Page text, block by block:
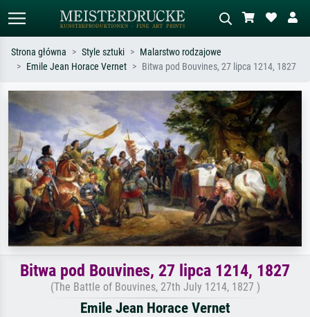
Szukaj wg artysty, tytułu lub stylu – np.
Monet, Gwiaździsta noc,
impresjonizm, fala Hokusaia, akt.
Opisz scenę – np. zielona łąka,
abstrakcja z czerwienią, ciemny olej,
stojący akt obok drzewa.
Strona główna Style sztuki
Malarstwo rodzajowe
Emile Jean Horace Vernet
Bitwa pod Bouvines, 27 lipca 1214, 1827
Bitwa pod Bouvines, 27 lipca 1214, 1827
(The Battle of Bouvines, 27th July 1214, 1827 )
Emile Jean Horace Vernet